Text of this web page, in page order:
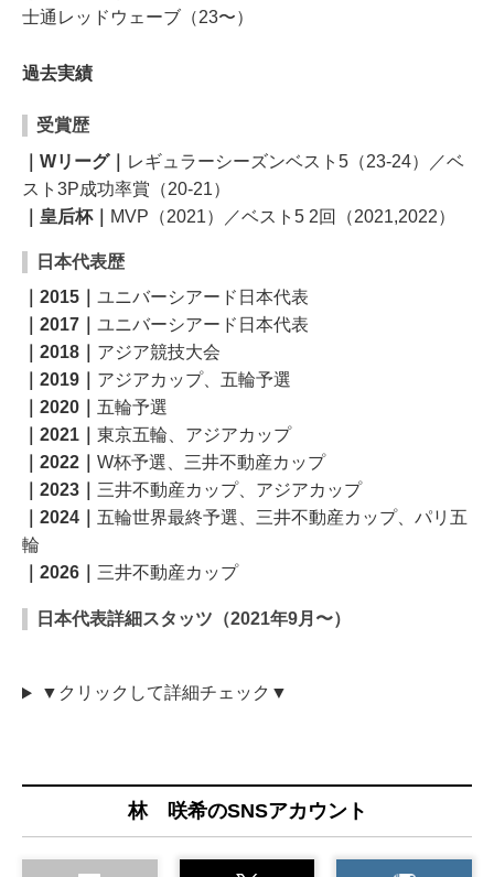
士通レッドウェーブ（23〜）
過去実績
受賞歴
｜Wリーグ｜
レギュラーシーズンベスト5（23-24）／ベ
スト3P成功率賞（20-21）
｜皇后杯｜
MVP（2021）／ベスト5 2回（2021,2022）
日本代表歴
｜2015｜ ユニバーシアード日本代表
｜2017｜ ユニバーシアード日本代表
｜2018｜ アジア競技大会
｜2019｜ アジアカップ、五輪予選
｜2020｜ 五輪予選
｜2021｜ 東京五輪、アジアカップ
｜2022｜ W杯予選、三井不動産カップ
｜2023｜ 三井不動産カップ、アジアカップ
｜2024｜ 五輪世界最終予選、三井不動産カップ、パリ五
輪
｜2026｜ 三井不動産カップ
日本代表詳細スタッツ（2021年9月〜）
▼クリックして詳細チェック▼
林 咲希のSNSアカウント